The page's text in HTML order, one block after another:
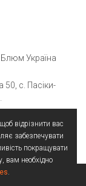
Україна
c. Пасіки-
відрізнити вас
забезпечувати
покращувати
вам необхідно
.